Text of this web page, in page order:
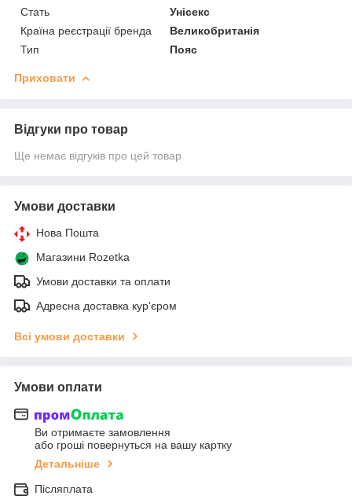
Стать
Унісекс
Країна реєстрації бренда
Великобританія
Тип
Пояс
Приховати
Відгуки про товар
Ще немає відгуків про цей товар
Умови доставки
Нова Пошта
Магазини Rozetka
Умови доставки та оплати
Адресна доставка кур'єром
Всі умови доставки
Умови оплати
Ви отримаєте замовлення
або гроші повернуться на вашу картку
Детальніше
Післяплата